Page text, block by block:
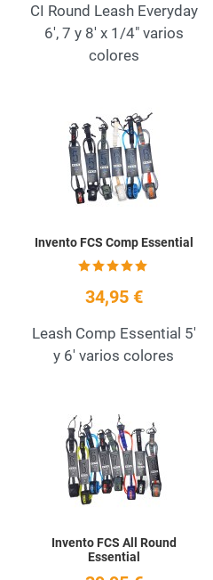
CI Round Leash Everyday
6', 7 y 8' x 1/4" varios
colores
Add to Wishlist
Quick View
Invento FCS Comp Essential
34,95 €
Leash Comp Essential 5'
y 6' varios colores
Add to Wishlist
Quick View
Invento FCS All Round
Essential